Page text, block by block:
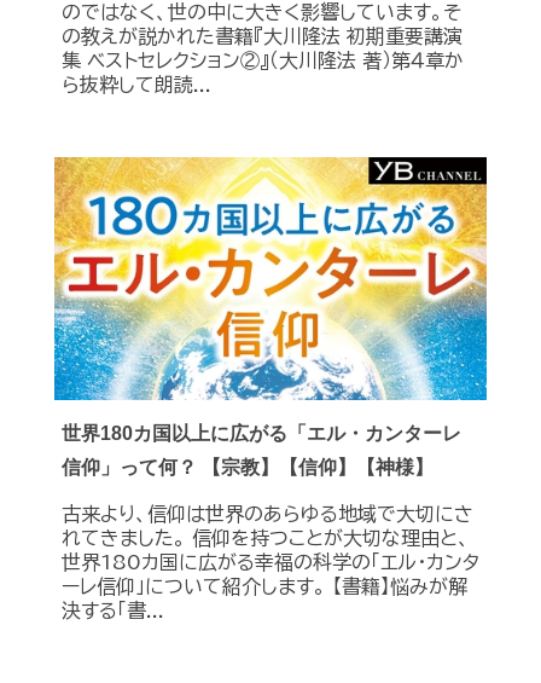
のではなく、世の中に大きく影響しています。そ
の教えが説かれた書籍『大川隆法 初期重要講演
集 ベストセレクション②』（大川隆法 著）第４章か
ら抜粋して朗読...
世界180カ国以上に広がる「エル・カンターレ
信仰」って何？ 【宗教】【信仰】【神様】
古来より、信仰は世界のあらゆる地域で大切にさ
れてきました。 信仰を持つことが大切な理由と、
世界180カ国に広がる幸福の科学の「エル・カンタ
ーレ信仰」について紹介します。 【書籍】悩みが解
決する「書...